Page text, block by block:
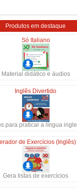
Produtos em destaque
Só Italiano
Material didático e áudios
Inglês Divertido
para praticar a língua
de Exercícios (Inglês)
Gera listas de exercícios